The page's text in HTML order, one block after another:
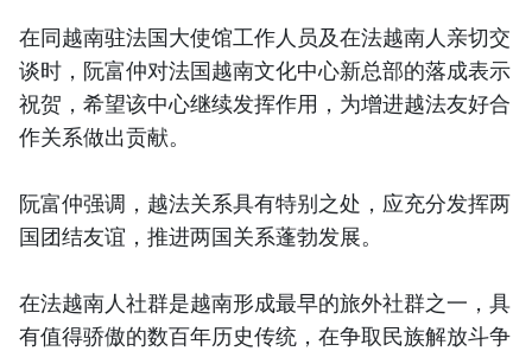
在同越南驻法国大使馆工作人员及在法越南人亲切交
谈时，阮富仲对法国越南文化中心新总部的落成表示
祝贺，希望该中心继续发挥作用，为增进越法友好合
作关系做出贡献。
阮富仲强调，越法关系具有特别之处，应充分发挥两
国团结友谊，推进两国关系蓬勃发展。
在法越南人社群是越南形成最早的旅外社群之一，具
有值得骄傲的数百年历史传统，在争取民族解放斗争